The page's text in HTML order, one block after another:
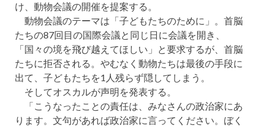
け、動物会議の開催を提案する。
動物会議のテーマは「子どもたちのために」。首脳
たちの87回目の国際会議と同じ日に会議を開き、
「国々の境を飛び越えてほしい」と要求するが、首脳
たちに拒否される。やむなく動物たちは最後の手段に
出て、子どもたちを1人残らず隠してしまう。
そしてオスカルが声明を発表する。
「こうなったことの責任は、みなさんの政治家にあ
ります。文句があれば政治家に言ってください。ぼく